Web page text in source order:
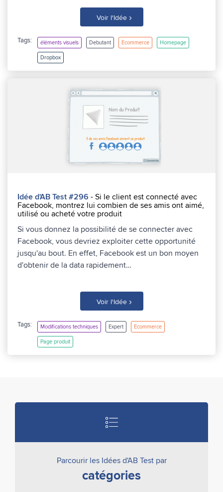
Voir l'Idée ›
Tags: éléments visuels Debutant Ecommerce Homepage
Dropbox
Idée d'AB Test #296 - Si le client est connecté avec
Facebook, montrez lui combien de ses amis ont aimé,
utilisé ou acheté votre produit
Si vous donnez la possibilité de se connecter avec
Facebook, vous devriez exploiter cette opportunité
jusqu'au bout. En effet, Facebook est un bon moyen
d'obtenir de la data rapidement…
Voir l'Idée ›
Tags: Modifications techniques Expert Ecommerce
Page produit
Parcourir les Idées d'AB Test par
catégories